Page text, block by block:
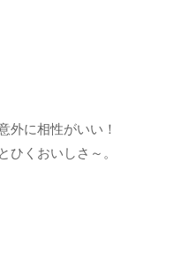
外に相性がいい！
ひくおいしさ～。